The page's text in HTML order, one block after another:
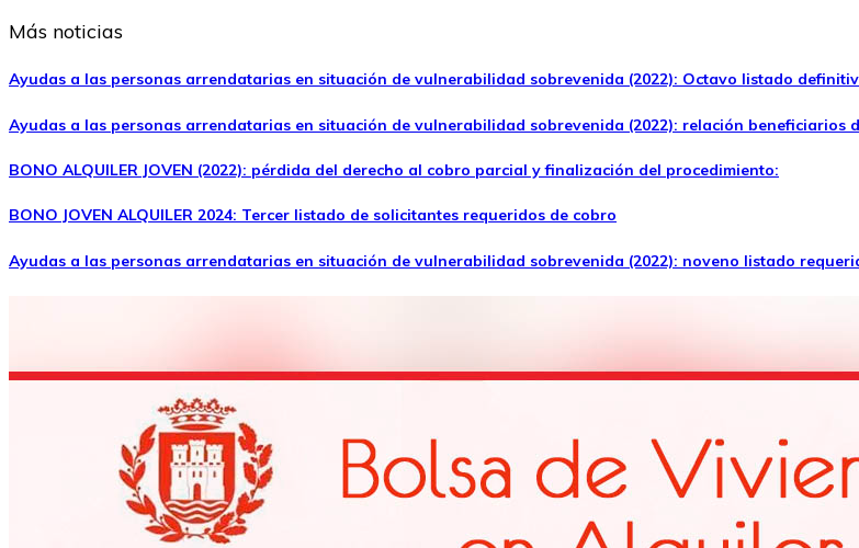
Más noticias
Ayudas a las personas arrendatarias en situación de vulnerabilidad sobrevenida (2022): Octavo listado
Ayudas a las personas arrendatarias en situación de vulnerabilidad sobrevenida (2022): relación beneficiarios
BONO ALQUILER JOVEN (2022): pérdida del derecho al cobro parcial y finalización del procedimiento:
BONO JOVEN ALQUILER 2024: Tercer listado de solicitantes requeridos de cobro
Ayudas a las personas arrendatarias en situación de vulnerabilidad sobrevenida (2022): noveno listado